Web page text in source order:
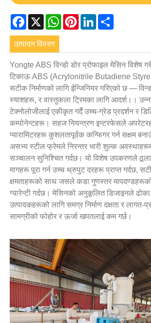
Facebook
X WhatsApp
PinterestLinkedIn
उत्पादन विवरण
Yongte ABS विन्डो डोर प्रोफाइल मेसिन विशेष
टिकाऊ ABS (Acrylonitrile Butadiene
सटीक निर्माणको लागि ईन्जिनियर गरिएको छ —
स्याशहरू, र वास्तुकला ट्रिमका लागि आदर्श।।
टेक्नोलोजीलाई एकीकृत गर्दै उच्च-ग्रेड प्रदर्शन र
कम्पोनेन्टहरू। सहज नियन्त्रण इन्टरफेसले
प्यारामिटरहरू कुशलतापूर्वक कन्फिगर गर्न सक्षम
असभ्य स्टील फ्रेमले निरन्तर भारी शुल्क
सञ्चालन सुनिश्चित गर्दछ। यो विशेष उपकरणले
मागहरू पूरा गर्न उच्च थ्रुपुट दरहरू प्राप्त गर्दछ,
क्षमताहरूको साथ जसले कडा गुणस्तर
ग्यारेन्टी गर्दछ। मेसिनको अनुकूलित डिजाइनले
उत्पादकहरूको लागि समग्र निर्माण दक्षता र लागत-
सामग्रीको फोहोर र ऊर्जा खपतलाई कम गर्छ।